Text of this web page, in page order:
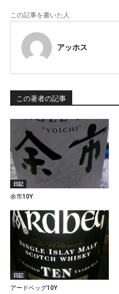
この記事を書いた人
アッホス
この著者の記事
日記
余市10Y
日記
アードベッグ10Y